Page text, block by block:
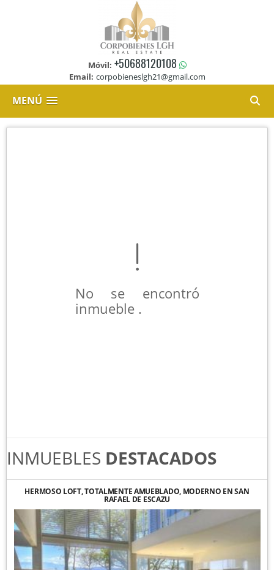
Móvil: +50688120108
Email: corpobieneslgh21@gmail.com
MENÚ
No se encontró
inmueble .
INMUEBLES DESTACADOS
HERMOSO LOFT, TOTALMENTE AMUEBLADO, MODERNO EN SAN
RAFAEL DE ESCAZU